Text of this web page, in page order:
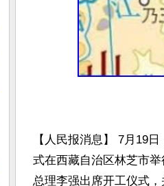
【人民报消息】 7月19
式在西藏自治区林芝市
总理李强出席开工仪式